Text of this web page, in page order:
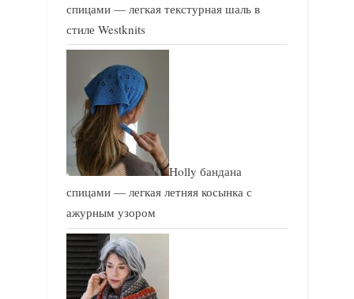
спицами — легкая текстурная шаль в
стиле Westknits
Holly бандана
спицами — легкая летняя косынка с
ажурным узором